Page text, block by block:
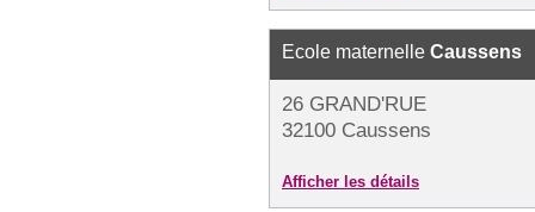
Ecole maternelle Caussens
26 GRAND'RUE
32100 Caussens
Afficher les détails